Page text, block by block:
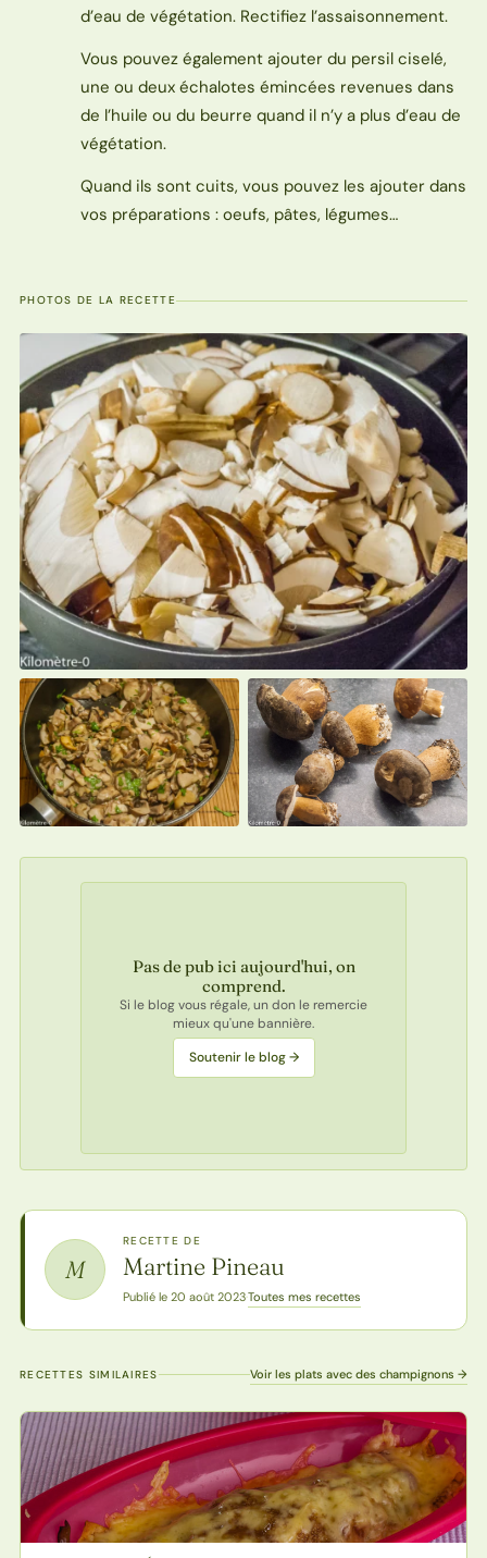
d’eau de végétation. Rectifiez l’assaisonnement.
Vous pouvez également ajouter du persil ciselé,
une ou deux échalotes émincées revenues dans
de l’huile ou du beurre quand il n’y a plus d’eau de
végétation.
Quand ils sont cuits, vous pouvez les ajouter dans
vos préparations : oeufs, pâtes, légumes…
PHOTOS DE LA RECETTE
Pas de pub ici aujourd'hui, on
comprend.
Si le blog vous régale, un don le remercie
mieux qu'une bannière.
Soutenir le blog →
M
RECETTE DE
Martine Pineau
Publié le 20 août 2023·Toutes mes recettes
RECETTES SIMILAIRES Voir les plats avec des champignons →